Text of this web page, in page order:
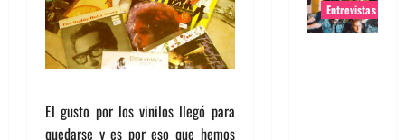
El gusto por los vinilos llegó para
quedarse y es por eso que hemos
Entrevistas